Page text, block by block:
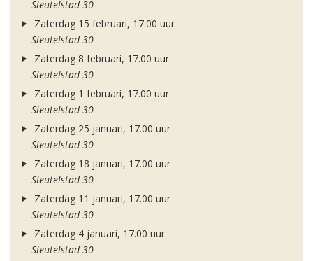
Sleutelstad 30
Zaterdag 15 februari, 17.00 uur
Sleutelstad 30
Zaterdag 8 februari, 17.00 uur
Sleutelstad 30
Zaterdag 1 februari, 17.00 uur
Sleutelstad 30
Zaterdag 25 januari, 17.00 uur
Sleutelstad 30
Zaterdag 18 januari, 17.00 uur
Sleutelstad 30
Zaterdag 11 januari, 17.00 uur
Sleutelstad 30
Zaterdag 4 januari, 17.00 uur
Sleutelstad 30